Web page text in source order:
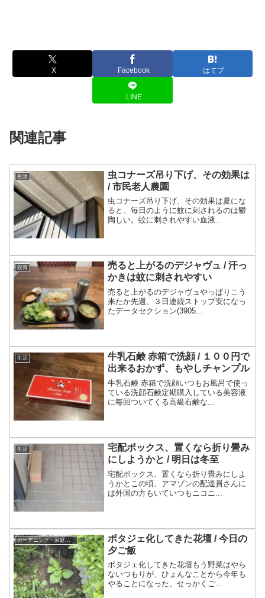
X Facebook はてブ
LINE
関連記事
生活
虫コナーズ吊り下げ、その効果は
/ 市民老人農園
虫コナーズ吊り下げ、その効果は夏にな
ると、毎日のように蚊に刺されるのは鬱
陶しい。蚊に刺されやすい血液...
投資
売ると上がるのデジャヴュ / 汗っ
かきは蚊に刺されやすい
売ると上がるのデジャヴュやっぱりこう
来たか先週、３日連続ストップ安になっ
たデータセクション(3905...
生活
牛乳石鹸 赤箱で洗顔 / １００円で
出来るおかず、もやしチャンプル
牛乳石鹸 赤箱で洗顔いつもお風呂で使っ
ている洗顔石鹸定期購入している美容液
に毎回ついてくる高級石鹸な...
生活
宅配ボックス、置くなら折り畳み
にしようかと / 明日は冬至
宅配ボックス、置くなら折り畳みにしよ
うかとこの頃、アマゾンの配達員さんに
は外国の方もいていつもニコニ...
ガーデニング・家庭菜園
ポタジェ化してきた花壇 / 今日の
夕ご飯
ポタジェ化してきた花壇もう野菜はやら
ないつもりが、ひょんなことから今年も
やることになった。せっかくご...